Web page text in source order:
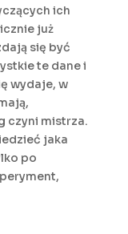
ich
już
się być
te dane i
wydaje, w
czyni mistrza.
jaka
po